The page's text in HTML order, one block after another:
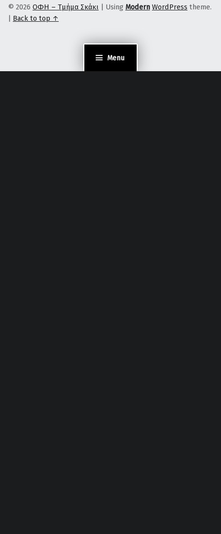
Menu
© 2026 ΟΦΗ – Τμήμα Σκάκι Using Modern WordPress theme.
Back to top ↑